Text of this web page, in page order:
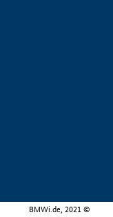
BMWi.de, 2021 ©